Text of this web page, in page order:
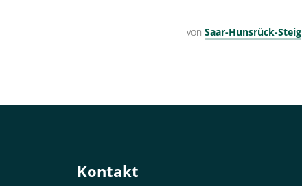
von Saar-Hunsrück-Steig
Kontakt